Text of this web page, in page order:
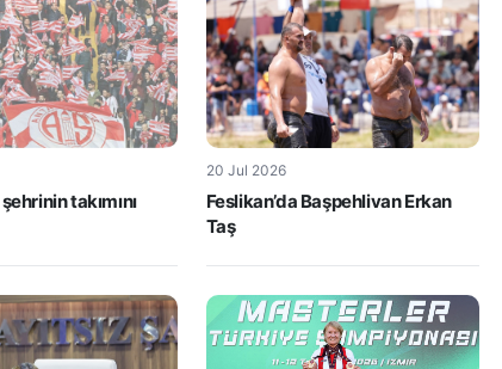
takımını
20 Jul 2026
Feslikan’da Başpehlivan Erkan
Taş